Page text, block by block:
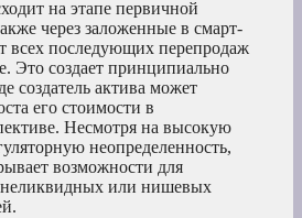
на этапе первичной
через заложенные в смарт-
всех последующих перепродаж
Это создает принципиально
создатель актива может
его стоимости в
Несмотря на высокую
неопределенность,
возможности для
неликвидных или нишевых